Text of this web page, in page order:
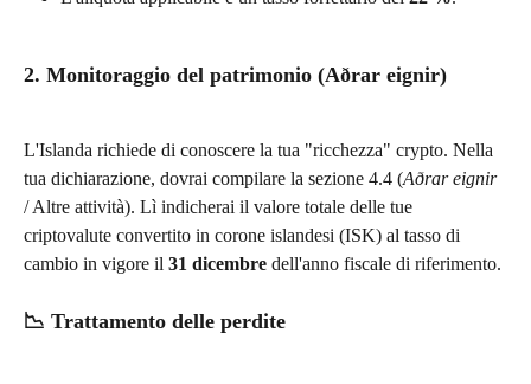
2. Monitoraggio del patrimonio (Aðrar eignir)
L'Islanda richiede di conoscere la tua "ricchezza" crypto. Nella
tua dichiarazione, dovrai compilare la sezione 4.4 (Aðrar eignir
/ Altre attività). Lì indicherai il valore totale delle tue
criptovalute convertito in corone islandesi (ISK) al tasso di
cambio in vigore il 31 dicembre dell'anno fiscale di riferimento.
📉 Trattamento delle perdite